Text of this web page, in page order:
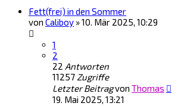
Fett(frei) in den Sommer
von Caliboy »10. Mär 2025, 10:29
1
2
22 Antworten
11257 Zugriffe
Letzter Beitragvon Thomas
19. Mai 2025, 13:21